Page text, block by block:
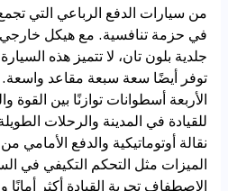
من سيارات الدفع الرباعي التي تجمع
في حزمة تنافسية. مع هيكل خارجي
جلدية بلون تان، لا تتميز هذه
توفر أيضًا سعة سبعة مقاعد واسعة.
الأربعة أسطوانات توازنًا بين القوة
للقيادة في المدينة والرحلات
نقالة أوتوماتيكية والدفع الأمامي من
الميزات مثل التحكم التكيفي في
الاصطفاف تجربة القيادة أكثر